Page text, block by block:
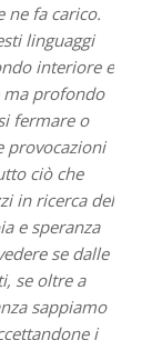
ne fa carico.
linguaggi
interiore e
profondo
fermare o
provocazioni
ciò che
in ricerca del
e speranza
se dalle
se oltre a
sappiamo
i